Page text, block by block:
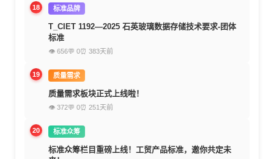
18 标准品牌
T_CIET 1192—2025 石英玻璃数据存储技术要求-团体
标准
👁 656💬 0⏰ 383天前
19 质量需求
质量需求板块正式上线啦！
👁 372💬 0⏰ 251天前
20 标准众筹
标准众筹栏目重磅上线！工贸产品标准，邀你共定未